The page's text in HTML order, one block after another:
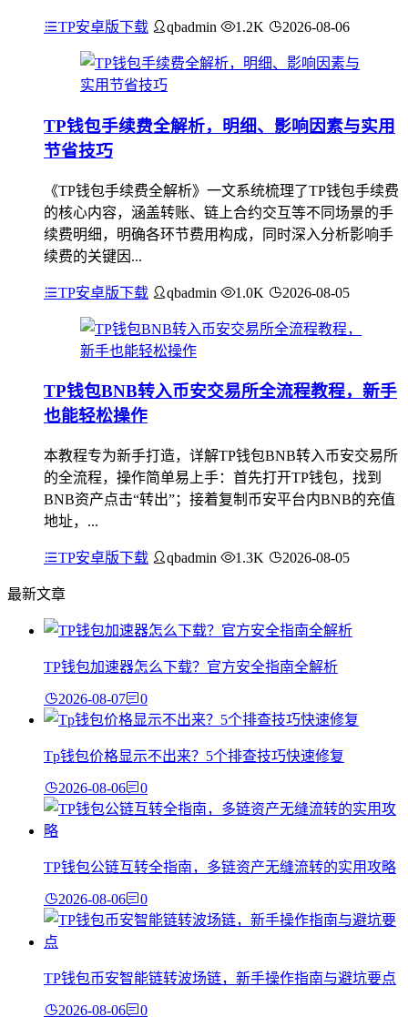
TP安卓版下载 qbadmin 1.2K 2026-08-06
TP钱包手续费全解析，明细、影响因素与实用
节省技巧
《TP钱包手续费全解析》一文系统梳理了TP钱包手续费
的核心内容，涵盖转账、链上合约交互等不同场景的手
续费明细，明确各环节费用构成，同时深入分析影响手
续费的关键因...
TP安卓版下载 qbadmin 1.0K 2026-08-05
TP钱包BNB转入币安交易所全流程教程，新手
也能轻松操作
本教程专为新手打造，详解TP钱包BNB转入币安交易所
的全流程，操作简单易上手：首先打开TP钱包，找到
BNB资产点击“转出”；接着复制币安平台内BNB的充值
地址，...
TP安卓版下载 qbadmin 1.3K 2026-08-05
最新文章
TP钱包加速器怎么下载？官方安全指南全解析
2026-08-07 0
Tp钱包价格显示不出来？5个排查技巧快速修复
2026-08-06 0
TP钱包公链互转全指南，多链资产无缝流转的实用攻略
2026-08-06 0
TP钱包币安智能链转波场链，新手操作指南与避坑要点
2026-08-06 0